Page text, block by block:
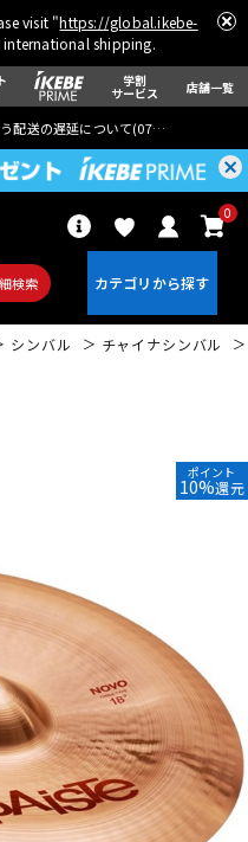
visit "https://global.ikebe-
shipping.
学割
サービス 店舗一覧
配送の遅延について(07月29日
検索
0
パーカッション
電子ピアノ
その他楽器
シンバル チャイナシンバル
ポイント
10%還元